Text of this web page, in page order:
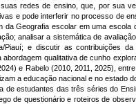
redes de ensino, que, por sua
e pode interferir no processo de
Geografia escolar em uma escola
analisar a sistemática de
Piauí; e discutir as contribuições
qualitativa de cunho
e Rabelo (2010, 2011, 2025),
a educação nacional e no estado
de estudantes das três séries do
de questionário e roteiros de